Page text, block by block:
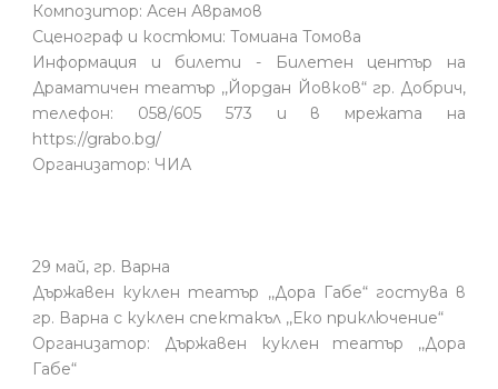
Композитор: Асен Аврамов
Сценограф и костюми: Томиана Томова
Информация и билети - Билетен център на
Драматичен театър ,,Йордан Йовков“ гр. Добрич,
телефон: 058/605 573 и в мрежата на
https://grabo.bg/
Организатор: ЧИА
29 май, гр. Варна
Държавен куклен театър ,,Дора Габе“ гостува в
гр. Варна с куклен спектакъл ,,Еко приключение“
Организатор: Държавен куклен театър ,,Дора
Габе“